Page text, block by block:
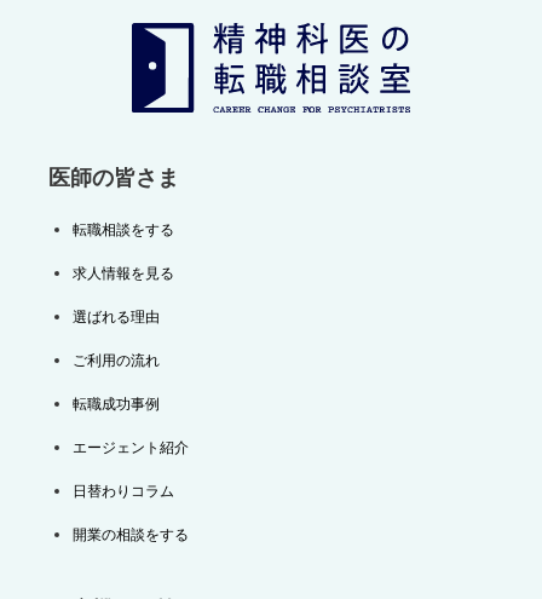
医師の皆さま
転職相談をする
求人情報を見る
選ばれる理由
ご利用の流れ
転職成功事例
エージェント紹介
日替わりコラム
開業の相談をする